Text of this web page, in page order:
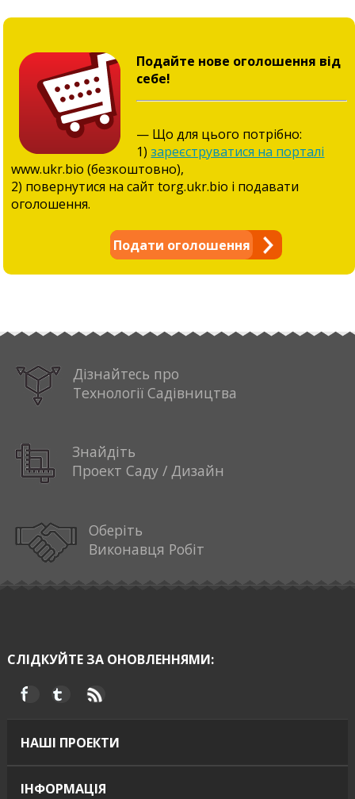
Подайте нове оголошення від
себе!
— Що для цього потрібно:
1)зареєструватися на порталі
www.ukr.bio (безкоштовно),
2) повернутися на сайт torg.ukr.bio і подавати
оголошення.
Подати оголошення
Дізнайтесь про
Технології Садівництва
Знайдіть
Проект Саду / Дизайн
Оберіть
Виконавця Робіт
СЛІДКУЙТЕ ЗА ОНОВЛЕННЯМИ:
НАШІ ПРОЕКТИ
ІНФОРМАЦІЯ